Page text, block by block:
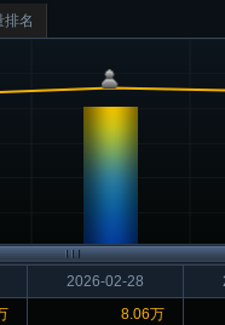
排名
2026-02-28
8.06万